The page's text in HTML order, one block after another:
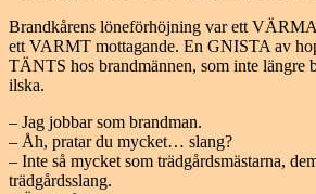
Brandkårens löneförhöjning var ett
ett VARMT mottagande. En GNISTA av
TÄNTS hos brandmännen, som inte längre
ilska.
– Jag jobbar som brandman.
– Åh, pratar du mycket… slang?
– Inte så mycket som trädgårdsmästarna,
trädgårdsslang.